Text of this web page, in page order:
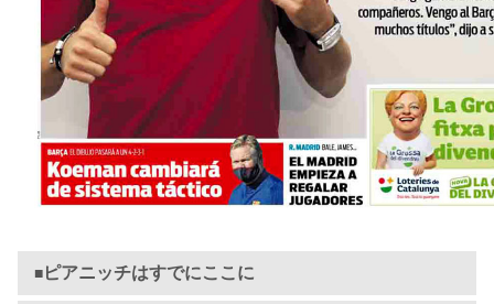
■ピアニッチはすでにここに